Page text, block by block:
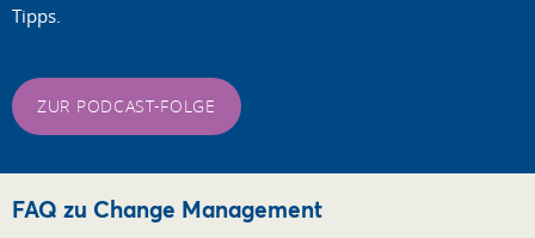
Tipps.
ZUR PODCAST-FOLGE
FAQ zu Change Management